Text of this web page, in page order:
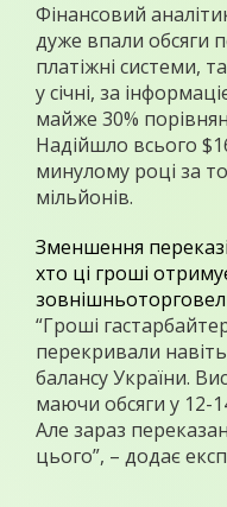
Фінансовий
дуже впали обсяги
платіжні системи,
у січні, за
майже 30%
Надійшло всього
минулому році за
мільйонів.
Зменшення
хто ці гроші
“Гроші
перекривали
балансу України.
маючи обсяги у 12-
Але зараз
цього”, – додає